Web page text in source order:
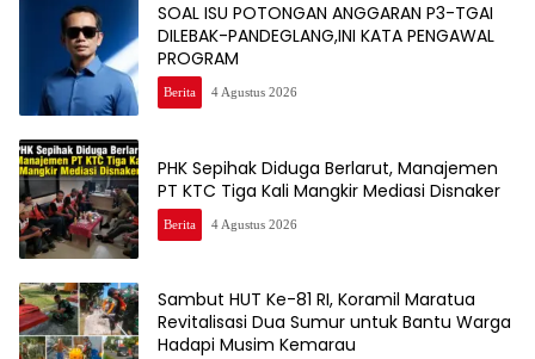
SOAL ISU POTONGAN ANGGARAN P3-TGAI
DILEBAK-PANDEGLANG,INI KATA PENGAWAL
PROGRAM
Berita 4 Agustus 2026
PHK Sepihak Diduga Berlarut, Manajemen
PT KTC Tiga Kali Mangkir Mediasi Disnaker
Berita 4 Agustus 2026
Sambut HUT Ke-81 RI, Koramil Maratua
Revitalisasi Dua Sumur untuk Bantu Warga
Hadapi Musim Kemarau